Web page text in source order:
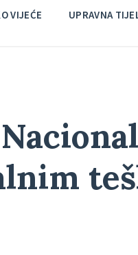
VIJEĆE UPRAVNA